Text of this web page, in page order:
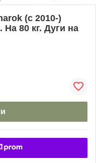
(c 2010-)
На 80 кг. Дуги на